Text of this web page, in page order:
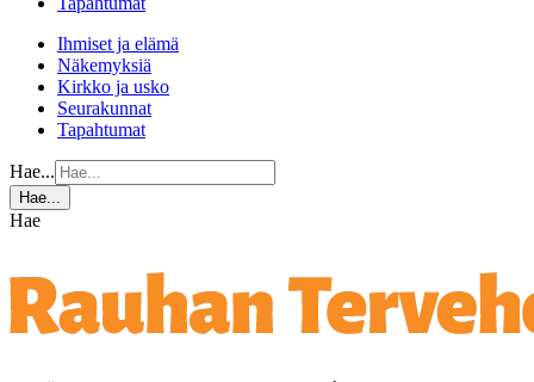
Ihmiset ja elämä
Näkemyksiä
Kirkko ja usko
Seurakunnat
Tapahtumat
Hae...
Hae...
Hae